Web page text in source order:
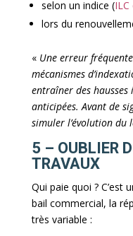
selon un indice (ILC
lors du
« Une erreur
mécanismes
entraîner des
anticipées. Avant de
simuler l’évolution du
5 – OUBLIER
TRAVAUX
Qui paie quoi ? C’est
bail commercial, la
très variable :